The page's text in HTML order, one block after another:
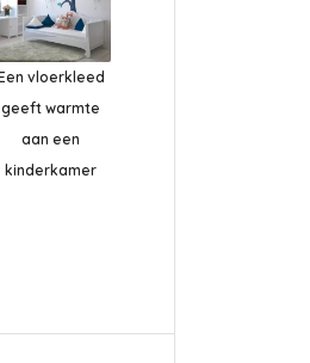
vloerkleed
geeft warmte
aan een
kinderkamer